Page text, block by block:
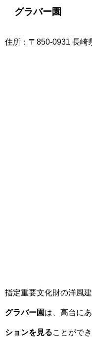
グラバー園
住所：〒850-0931 長崎
指定重要文化財の洋風
グラバー園は、高台にあ
ションを見ることができ